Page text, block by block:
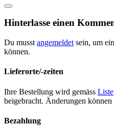
Hinterlasse einen
Du musst angemeldet sein, um
können.
Lieferorte/-zeiten
Ihre Bestel­lung wird gemäss Liste
beige­bracht. Änderun­gen
Bezahlung